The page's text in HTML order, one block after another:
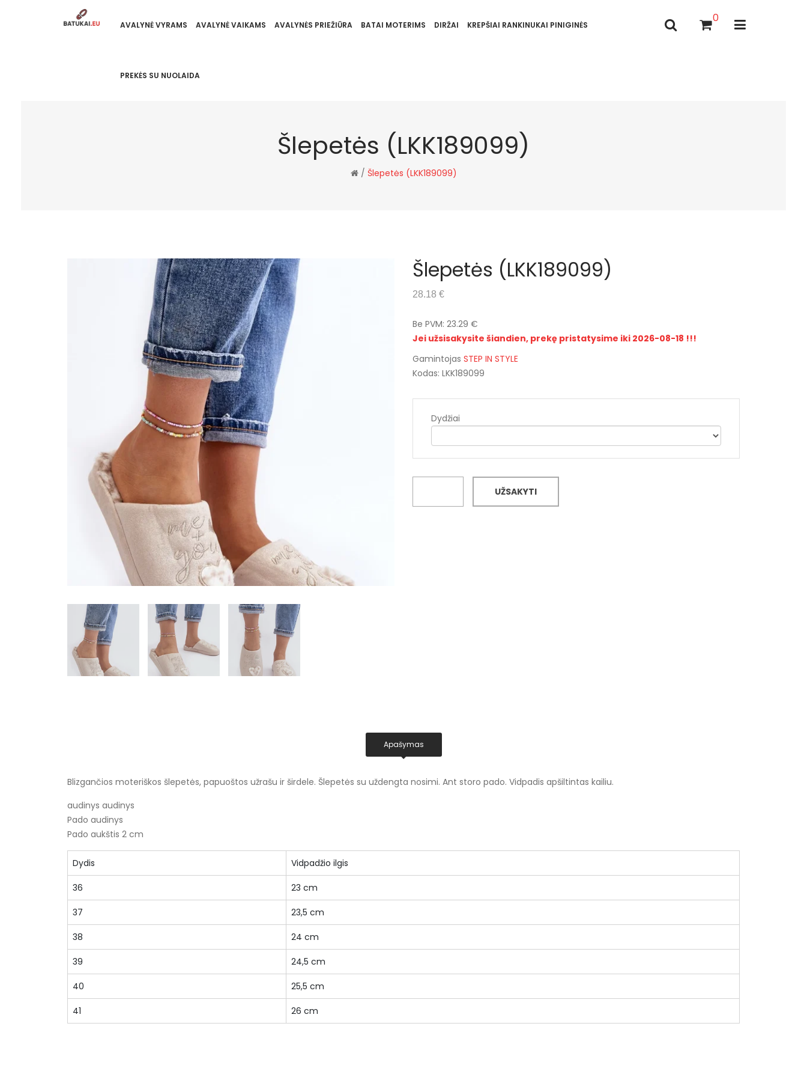
AVALYNĖ VYRAMS AVALYNĖ VAIKAMS AVALYNĖS PRIEŽIŪRA BATAI MOTERIMS DIRŽAI KREPŠIAI RANKINUKAI PINIGINĖS
PREKĖS SU NUOLAIDA
0
Šlepetės (LKK189099)
/ Šlepetės (LKK189099)
Šlepetės (LKK189099)
28.18 €
Be PVM: 23.29 €
Jei užsisakysite šiandien, prekę pristatysime iki 2026-08-18 !!!
Gamintojas STEP IN STYLE
Kodas: LKK189099
Dydžiai
UŽSAKYTI
Apašymas
Blizgančios moteriškos šlepetės, papuoštos užrašu ir širdele. Šlepetės su uždengta nosimi. Ant storo pado. Vidpadis apšiltintas kailiu.
audinys audinys
Pado audinys
Pado aukštis 2 cm
Dydis Vidpadžio ilgis
36 23 cm
37 23,5 cm
38 24 cm
39 24,5 cm
40 25,5 cm
41 26 cm